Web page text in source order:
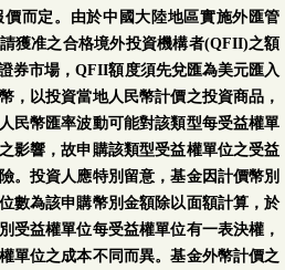
而定。由於中國大陸地區實施外匯管
獲准之合格境外投資機構者(QFII)之額
券市場，QFII額度須先兌匯為美元匯入
，以投資當地人民幣計價之投資商品，
民幣匯率波動可能對該類型每受益權單
影響，故申購該類型受益權單位之受益
。投資人應特別留意，基金因計價幣別
數為該申購幣別金額除以面額計算，於
受益權單位每受益權單位有一表決權，
單位之成本不同而異。基金外幣計價之